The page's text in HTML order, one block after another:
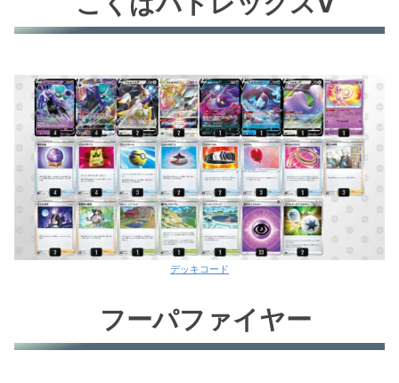
デッキコード
フーパファイヤー